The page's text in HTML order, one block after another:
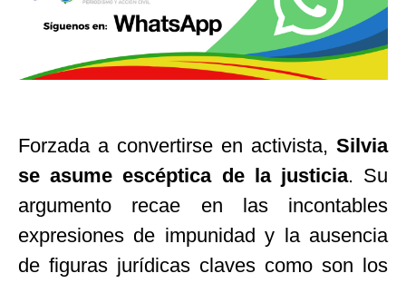
Forzada a convertirse en activista, Silvia
se asume escéptica de la justicia. Su
argumento recae en las incontables
expresiones de impunidad y la ausencia
de figuras jurídicas claves como son los